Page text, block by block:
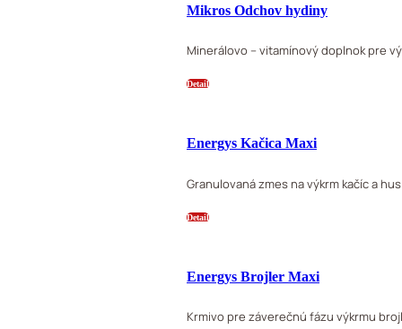
Mikros Odchov hydiny
Minerálovo – vitamínový doplnok pre
Detail
Energys Kačica Maxi
Granulovaná zmes na výkrm kačíc a
Detail
Energys Brojler Maxi
Krmivo pre záverečnú fázu výkrmu